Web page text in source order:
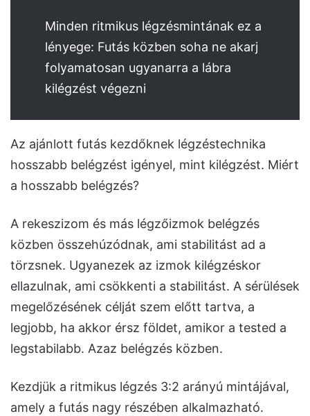
Minden ritmikus légzésmintának ez a
lényege: Futás közben soha ne akarj
folyamatosan ugyanarra a lábra
kilégzést végezni
Az ajánlott futás kezdőknek légzéstechnika
hosszabb belégzést igényel, mint kilégzést. Miért
a hosszabb belégzés?
A rekeszizom és más légzőizmok belégzés
közben összehúzódnak, ami stabilitást ad a
törzsnek. Ugyanezek az izmok kilégzéskor
ellazulnak, ami csökkenti a stabilitást. A sérülések
megelőzésének célját szem előtt tartva, a
legjobb, ha akkor érsz földet, amikor a tested a
legstabilabb. Azaz belégzés közben.
Kezdjük a ritmikus légzés 3:2 arányú mintájával,
amely a futás nagy részében alkalmazható.